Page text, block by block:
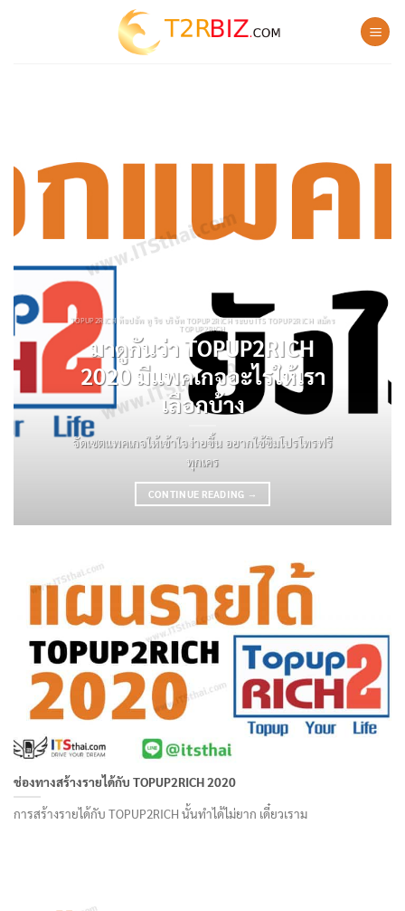
TOPUP2RICH ท๊อปอัพ ทู ริช บริษัท TOPUP2RICH ระบบ ITS TOPUP2RICH สมัคร
TOPUP2RICH
มาดูกันว่า TOPUP2RICH
2020 มีแพคเกจอะไรให้เรา
เลือกบ้าง
จัดเซตแพคเกจให้เข้าใจง่ายขึ้น อยากใช้ซิมโปรโทรฟรี
ทุกเคร
CONTINUE READING →
ช่องทางสร้างรายได้กับ TOPUP2RICH 2020
การสร้างรายได้กับ TOPUP2RICH นั้นทำได้ไม่ยาก เดี๋ยวเราม